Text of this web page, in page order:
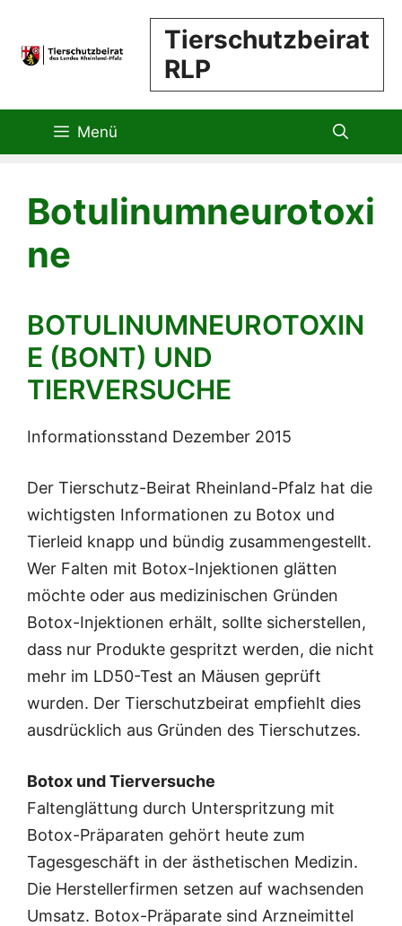
springen
Tierschutzbeirat
RLP
Menü
Botulinumneurotoxi
ne
BOTULINUMNEUROTOXIN
E (BONT) UND
TIERVERSUCHE
Informationsstand Dezember 2015
Der Tierschutz-Beirat Rheinland-Pfalz hat die
wichtigsten Informationen zu Botox und
Tierleid knapp und bündig zusammengestellt.
Wer Falten mit Botox-Injektionen glätten
möchte oder aus medizinischen Gründen
Botox-Injektionen erhält, sollte sicherstellen,
dass nur Produkte gespritzt werden, die nicht
mehr im LD50-Test an Mäusen geprüft
wurden. Der Tierschutzbeirat empfiehlt dies
ausdrücklich aus Gründen des Tierschutzes.
Botox und Tierversuche
Faltenglättung durch Unterspritzung mit
Botox-Präparaten gehört heute zum
Tagesgeschäft in der ästhetischen Medizin.
Die Herstellerfirmen setzen auf wachsenden
Umsatz. Botox-Präparate sind Arzneimittel